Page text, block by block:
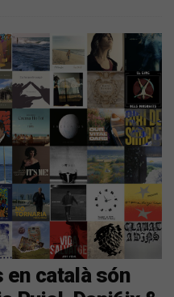
en català són